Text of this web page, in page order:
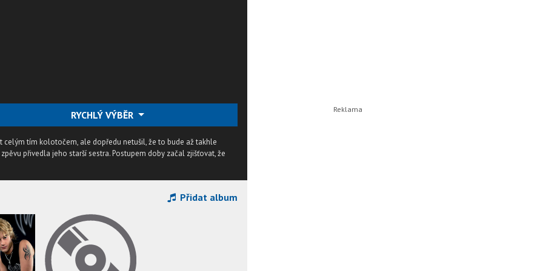
RYCHLÝ VÝBĚR
celým tím kolotočem, ale dopředu netušil, že to bude až takhle
přivedla jeho starší sestra. Postupem doby začal zjišťovat, že
Přidat album